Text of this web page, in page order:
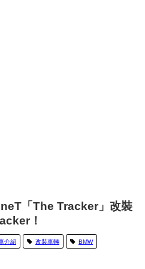
「The Tracker」改裝
！
介紹 改裝車輛 BMW